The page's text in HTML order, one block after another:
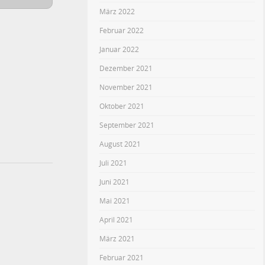
März 2022
Februar 2022
Januar 2022
Dezember 2021
November 2021
Oktober 2021
September 2021
August 2021
Juli 2021
Juni 2021
Mai 2021
April 2021
März 2021
Februar 2021